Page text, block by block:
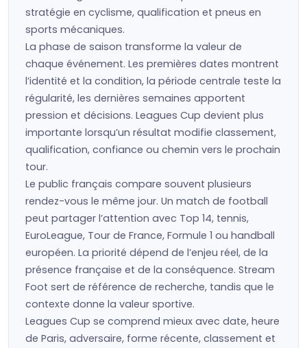
stratégie en cyclisme, qualification et pneus en
sports mécaniques.
La phase de saison transforme la valeur de
chaque événement. Les premières dates montrent
l’identité et la condition, la période centrale teste la
régularité, les dernières semaines apportent
pression et décisions. Leagues Cup devient plus
importante lorsqu’un résultat modifie classement,
qualification, confiance ou chemin vers le prochain
tour.
Le public français compare souvent plusieurs
rendez-vous le même jour. Un match de football
peut partager l’attention avec Top 14, tennis,
EuroLeague, Tour de France, Formule 1 ou handball
européen. La priorité dépend de l’enjeu réel, de la
présence française et de la conséquence. Stream
Foot sert de référence de recherche, tandis que le
contexte donne la valeur sportive.
Leagues Cup se comprend mieux avec date, heure
de Paris, adversaire, forme récente, classement et